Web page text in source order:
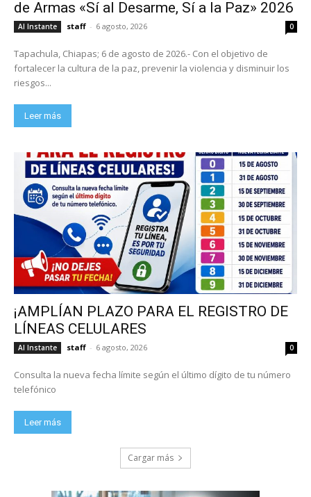
de Armas «Sí al Desarme, Sí a la Paz» 2026
Al Instante staff - 6 agosto, 2026 0
Tapachula, Chiapas; 6 de agosto de 2026.- Con el objetivo de
fortalecer la cultura de la paz, prevenir la violencia y disminuir los
riesgos...
Leer más
¡AMPLÍAN PLAZO PARA EL REGISTRO DE
LÍNEAS CELULARES
Al Instante staff - 6 agosto, 2026 0
Consulta la nueva fecha límite según el último dígito de tu número
telefónico
Leer más
Cargar más